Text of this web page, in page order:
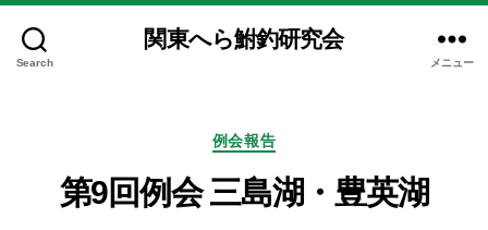
Search
関東へら鮒釣研究会
メニュー
カ
テ
ゴ
リ
例会報告
第9回例会 三島湖・豊英湖